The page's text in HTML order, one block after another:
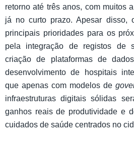
retorno até três anos, com muitos
já no curto prazo. Apesar disso,
principais prioridades para os
pela integração de registos de
criação de plataformas de
desenvolvimento de hospitais
que apenas com modelos de
infraestruturas digitais sólidas
ganhos reais de produtividade e
cuidados de saúde centrados no